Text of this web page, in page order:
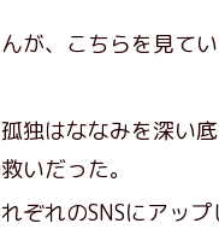
が、こちらを見てい
独はななみを深い
いだった。
ぞれのSNSにアッ